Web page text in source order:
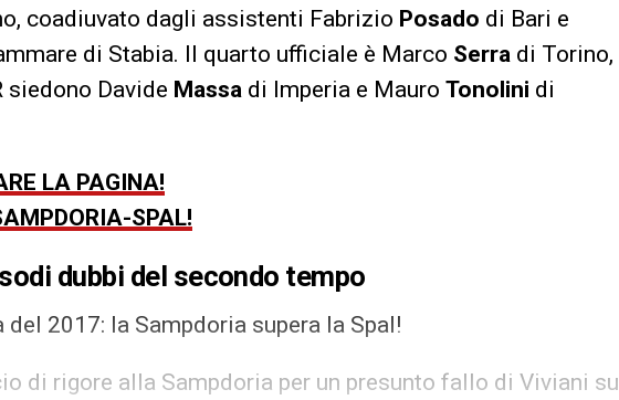
coadiuvato dagli assistenti Fabrizio Posado di Bari e
di Stabia. Il quarto ufficiale è Marco Serra di Torino,
siedono Davide Massa di Imperia e Mauro Tonolini di
LA PAGINA!
SPAL!
dubbi del secondo tempo
del 2017: la Sampdoria supera la Spal!
di rigore alla Sampdoria per un presunto fallo di Viviani su